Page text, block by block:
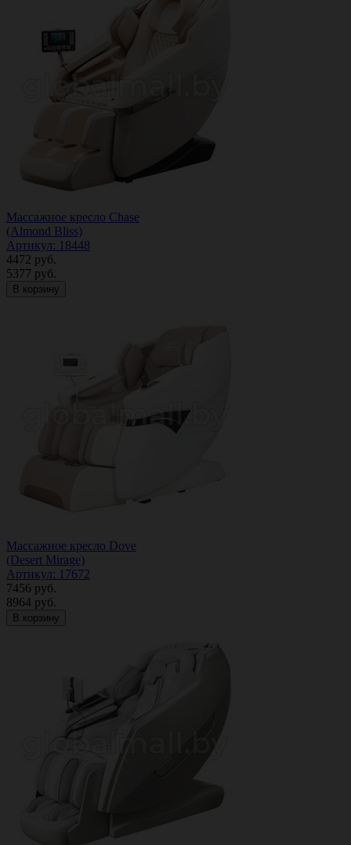
Массажное кресло Chase
(Almond Bliss)
Артикул: 18448
4472 руб.
5377 руб.
В корзину
Массажное кресло Dove
(Desert Mirage)
Артикул: 17672
7456 руб.
8964 руб.
В корзину